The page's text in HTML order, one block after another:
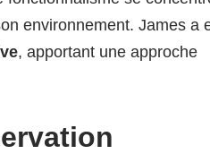
environnement. James a
, apportant une approche